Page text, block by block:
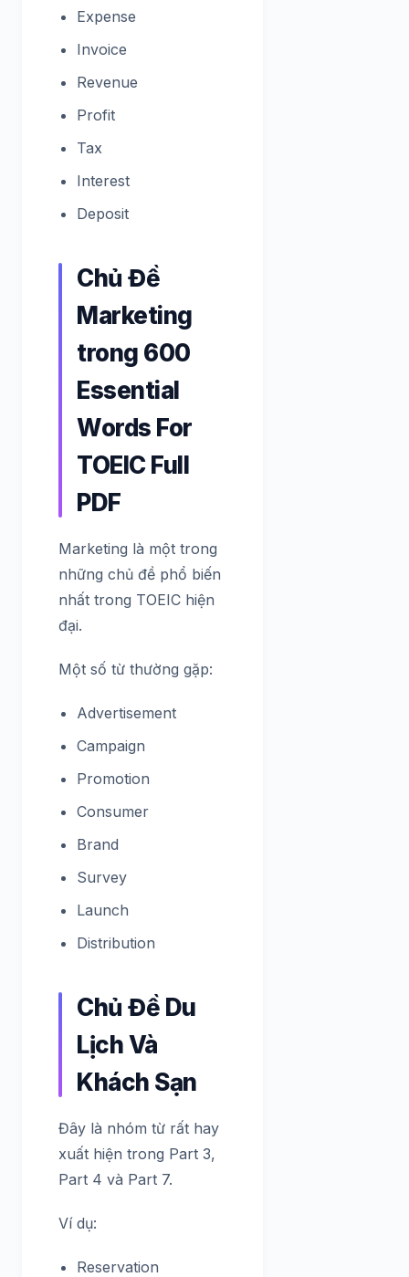
Expense
Invoice
Revenue
Profit
Tax
Interest
Deposit
Chủ Đề
Marketing
trong 600
Essential
Words For
TOEIC Full
PDF
Marketing là một trong
những chủ đề phổ biến
nhất trong TOEIC hiện
đại.
Một số từ thường gặp:
Advertisement
Campaign
Promotion
Consumer
Brand
Survey
Launch
Distribution
Chủ Đề Du
Lịch Và
Khách Sạn
Đây là nhóm từ rất hay
xuất hiện trong Part 3,
Part 4 và Part 7.
Ví dụ:
Reservation